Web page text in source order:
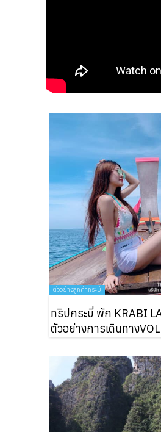
ตัวอย่างลูกค้ากระบี่
ทริปกระบี่ พัก KRABI
ตัวอย่างการเดินทาง